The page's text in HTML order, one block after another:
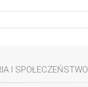
I SPOŁECZEŃSTWO